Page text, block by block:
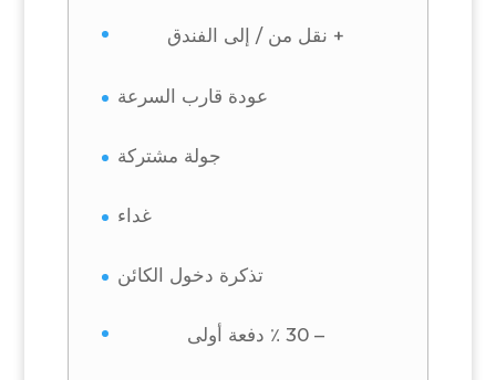
+ نقل من / إلى الفندق
عودة قارب السرعة
جولة مشتركة
غداء
تذكرة دخول الكائن
– 30 ٪ دفعة أولى